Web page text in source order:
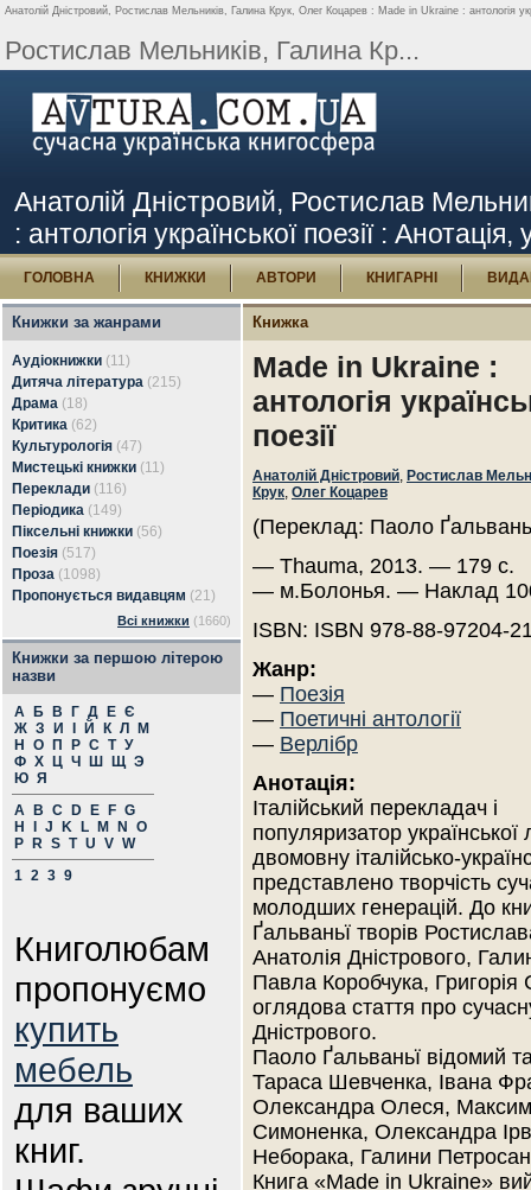
Анатолій Дністровий, Ростислав Мельників, Галина Крук, Олег Коцарев : Made in Ukraine : антологія
Ростислав Мельників, Галина Кр...
Анатолій Дністровий, Ростислав
: антологія української поезії :
ГОЛОВНА КНИЖКИ АВТОРИ КНИГАРНІ
Книжки за жанрами
Аудіокнижки (11)
Дитяча література (215)
Драма (18)
Критика (62)
Культурологія (47)
Мистецькі книжки (11)
Переклади (116)
Періодика (149)
Піксельні книжки (56)
Поезія (517)
Проза (1098)
Пропонується видавцям (21)
Всі книжки (1660)
Книжки за першою літерою
назви
А Б В Г Д Е Є
Ж З И Й К Л
М
Н
О П Р С Т У
Ф Х Ц Ч Ш Щ Э
Ю Я
A
B C D E F G
H
J K L M N
O
P
R S T U V W
1 2 3 9
Книголюбам
пропонуємо
купить
мебель
для ваших
книг.
Книжка
Made in Ukraine :
антологія
поезії
Анатолій Дністровий, Ростислав
Крук, Олег Коцарев
(Переклад: Паоло
— Thauma, 2013. — 179 с.
— м.Болонья. — Наклад
ISBN: ISBN 978-88-97204-
Жанр:
— Поезія
— Поетичні антології
— Верлібр
Анотація:
Італійський перекладач і
популяризатор
двомовну італійсько-
представлено творчість
молодших генерацій. До
Ґальваньї творів
Анатолія Дністрового,
Павла Коробчука,
оглядова стаття про
Дністрового.
Паоло Ґальваньї відомий
Тараса Шевченка, Івана
Олександра Олеся,
Симоненка, Олександра
Неборака, Галини
Книга «Made in Ukraine»